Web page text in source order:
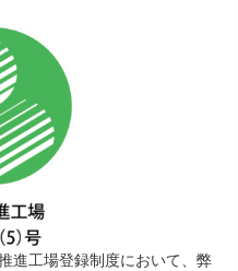
進工場登録制度において、弊